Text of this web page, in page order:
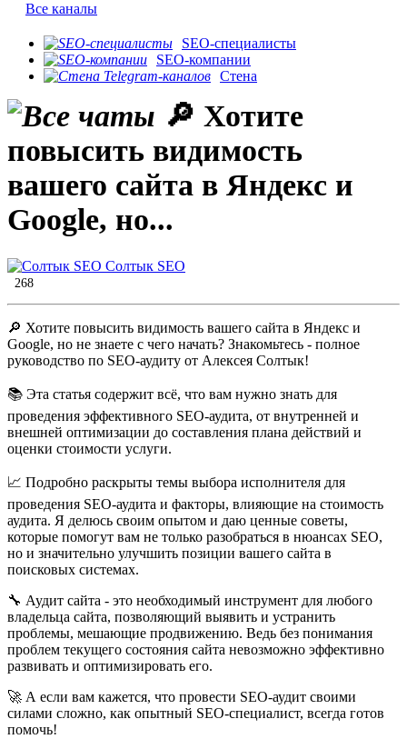
Все каналы
SEO-специалисты
SEO-компании
Стена
🔎 Хотите
повысить видимость
вашего сайта в Яндекс и
Google, но...
Солтык SEO
268
🔎 Хотите повысить видимость вашего сайта в Яндекс и
Google, но не знаете с чего начать? Знакомьтесь - полное
руководство по SEO-аудиту от Алексея Солтык!
📚 Эта статья содержит всё, что вам нужно знать для
проведения эффективного SEO-аудита, от внутренней и
внешней оптимизации до составления плана действий и
оценки стоимости услуги.
📈 Подробно раскрыты темы выбора исполнителя для
проведения SEO-аудита и факторы, влияющие на стоимость
аудита. Я делюсь своим опытом и даю ценные советы,
которые помогут вам не только разобраться в нюансах SEO,
но и значительно улучшить позиции вашего сайта в
поисковых системах.
🔧 Аудит сайта - это необходимый инструмент для любого
владельца сайта, позволяющий выявить и устранить
проблемы, мешающие продвижению. Ведь без понимания
проблем текущего состояния сайта невозможно эффективно
развивать и оптимизировать его.
🚀 А если вам кажется, что провести SEO-аудит своими
силами сложно, как опытный SEO-специалист, всегда готов
помочь!